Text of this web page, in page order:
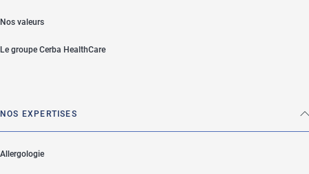
Nos valeurs
Le groupe Cerba HealthCare
NOS EXPERTISES
Allergologie